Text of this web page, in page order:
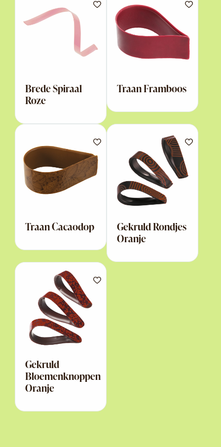
Brede Spiraal
Roze
Traan Framboos
Traan Cacaodop
Gekruld Rondjes
Oranje
Gekruld
Bloemenknoppen
Oranje